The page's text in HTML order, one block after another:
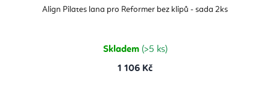
Align Pilates lana pro Reformer bez klipů - sada 2ks
Skladem (>5 ks)
1 106 Kč